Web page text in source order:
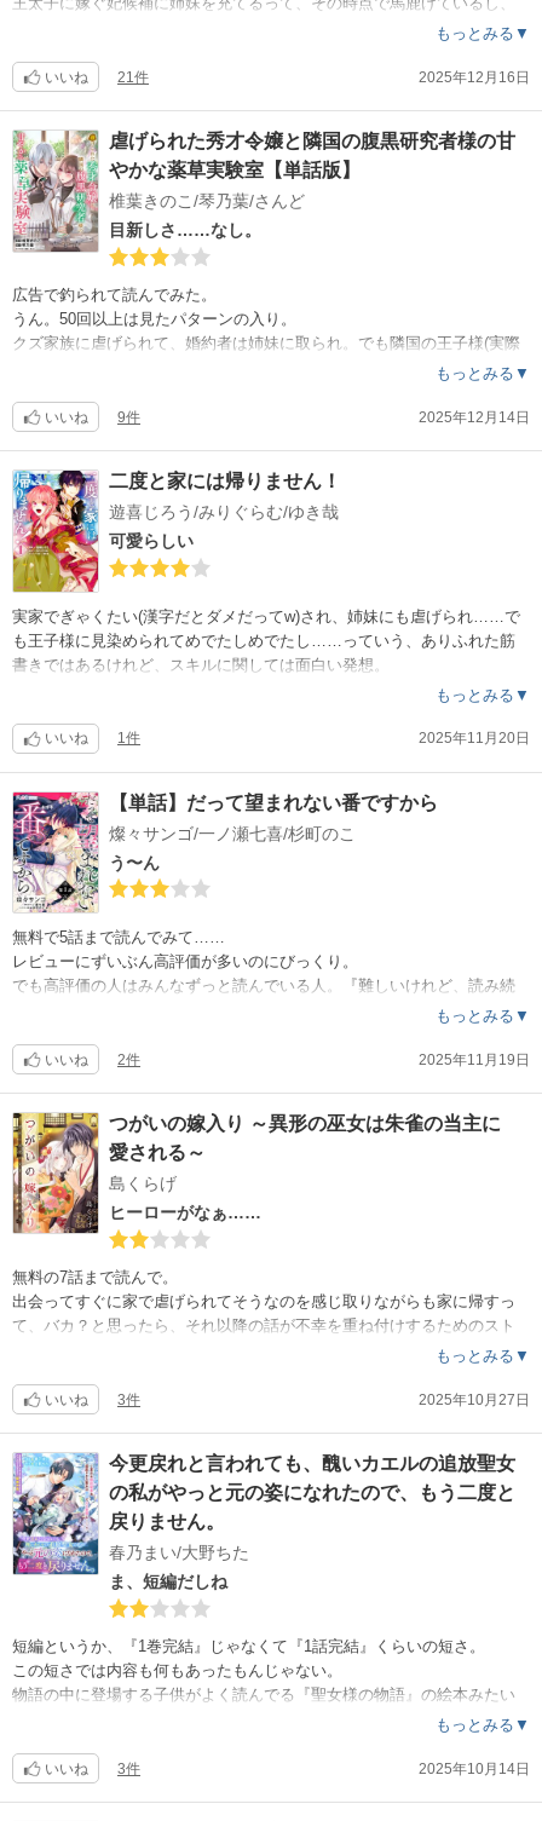
そのくせ姉にしか妃教育をしていない？？何それ？何の理由か姉は勝手
いるのに、姉は『元気だったー？』とどの面下げて婚約辞退した相手の
垣間見える。はっきり言うと、ご都合主義満載で進んでいくんだろうな
と。
姉は姉でふざけた人だし、王太子もまあ印象は最悪。ツンデレだとかい
う設定なのかしら？ツンなのと人としてクズなのは全く違う。2話までの
流れでは、あれは『ツン』ではなく『クズ』。
あと、作画も……でもまぁ『少女マンガ』ならこうなのかな。
3話までに惹かれる要素が無さすぎる。この手の『テンプレ』マンガは読
み飽きたから、1〜2話で個性出してくれないと、課金してまで読みたい
とは思えないな。
もっとみる▼
いいね 21件 2025年12月16日
虐げられた秀才令嬢と隣国の腹黒研究者様の甘
やかな薬草実験室【単話版】
椎葉きのこ/琴乃葉/さんど
目新しさ……なし。
広告で釣られて読んでみた。
うん。50回以上は見たパターンの入り。
クズ家族に虐げられて、婚約者は姉妹に取られ。でも隣国の王子様(実際
には王子じゃないけどw)に見初められて、めでたしめでたし……ってや
まぁ、まだ7話だからね。これからどう話を持っていくかの期待はあるけ
てるだけに、ここからウダウダモダモダしたり、性悪ビ〇チの当て馬入
ったりなんて引き延ばしにきたら一瞬で引いちゃうかな。
忘れた頃に母国の話を持ってくるのも興ざめかな。早いところざまぁし
て、新しい生活の方に切り替えて欲しい。
……まさか、母国の話は冒頭のアレでおしまいなんてことはないよね？
作画が、古臭さが感じるのは背景の白さが目につくからかなぁ。あとは
、他の人も書いてる『ふぇっ』が、お腹鳴らす音とか、なんだかなぁ。
主人公の家の爵位がよく分からないけど、王族が婚約に口を出す？！し
……なーんて、設定がきちんとされてなくて、描きたい事を流れでその
まま描いてるフシがあるなぁ。
設定は土台。土台がないと、積み上げるだけじゃすぐ崩れるぞ？
あるあるすぎる出だしで、どう個性を出してくれるのか、期待を込めて
の星3つ。ここから増えるのか、減るのか。
16話まで読んで。
目新しさは出なかった。それどころか、主人公のバカっぽさがどんどん
泣くのにいちいち『ふえっ』から始まり、酔って呂律が回らないんじゃ
なくて幼児語ってwww
可愛い通り越してちょっとオツムに問題ありそうに見える
コンスタントに2週に1話更新してくれるのはうれしいしありがたいけど
、おばちゃんの世代的にはちょっとこの物語の対象年齢が低めかな。
薬の研究者なのにバカっぽく見えるのはマイナスでしょ。作画も、読ん
でるとちょっと疲れる。これは好みの問題だけど。
もっとみる▼
いいね 9件 2025年12月14日
二度と家には帰りません！
遊喜じろう/みりぐらむ/ゆき哉
可愛らしい
実家でぎゃくたい(漢字だとダメだってw)され、姉妹にも虐げられ……で
も王子様に見染められてめでたしめでたし……っていう、ありふれた筋
書きではあるけれど、スキルに関しては面白い発想。
れてるのが意味がわからない。
た。
あと、主人公、12歳スタートの設定よね？婚約したのが13歳。幼い頃か
らガッツリ淑女教育されてる王女とか高位貴族の令嬢ならまだしも、虐
たいされて食事もまともにもらえなかったような子があれだけ落ち着い
ているのはものすごく違和感が。普通の12歳ってあどけなさが残ってる
でしょ。それがないのよね。背だけ小さくて中味もう成人してるでしょ
？ってくらいにみえる。
王弟が18歳、主人公12歳の年の差感が今は見えた方が面白いのになと思
あと、依頼者？の居場所は大精霊達が結界張ったから大精霊が揃わない
と解除出来ないし、中にも入れない……のに、なんで傍付きやら黒マン
トの男どもは入れるの？！人間は入れるけど精霊は入れない？！人間が
入れるなら精霊王も猫の姿でチェルシーが抱えて行けばいいよね？ こ
の矛盾は後々明かされるのか？！
正直、作画に関しては顔の作りにアンバランス感があったり、パチパチ
やキラキラだの余計なオノマトペがうるさくて、好みが分かれると思う
今のところはストーリー性が良いので楽しんでるけれど、オノマトペ達
は何とかして欲しいとは思う。
もっとみる▼
いいね 1件 2025年11月20日
【単話】だって望まれない番ですから
燦々サンゴ/一ノ瀬七喜/杉町のこ
う〜ん
無料で5話まで読んでみて……
レビューにずいぶん高評価が多いのにびっくり。
でも高評価の人はみんなずっと読んでいる人。『難しいけれど、読み続
けると……』という声も多いが、5話までで正直そそられない。
ないのに『難しい』ということは、多くの人に『理解しきれない』とい
ては相応しくないのでは？
単話ものでも5話もあれば、ものによっては1巻になる。1巻でストーリー
や世界観をつかめなければ、その先を購入したいとは思えないな。
もっとみる▼
いいね 2件 2025年11月19日
つがいの嫁入り ～異形の巫女は朱雀の当主に
愛される～
島くらげ
ヒーローがなぁ……
無料の7話まで読んで。
出会ってすぐに家で虐げられてそうなのを感じ取りながらも家に帰すっ
て、バカ？と思ったら、それ以降の話が不幸を重ね付けするためのスト
にと策を取らない役たたずヒーローはなかなか見ないぞ。それでいて『
から課金するようなストーリーじゃないと判断できたのはありがたい。
作画は好きだけれど、ストーリーや設定が浅すぎる。残念。
もっとみる▼
いいね 3件 2025年10月27日
今更戻れと言われても、醜いカエルの追放聖女
の私がやっと元の姿になれたので、もう二度と
戻りません。
春乃まい/大野ちた
ま、短編だしね
短編というか、『1巻完結』じゃなくて『1話完結』くらいの短さ。
この短さでは内容も何もあったもんじゃない。
物語の中に登場する子供がよく読んでる『聖女様の物語』の絵本みたい
なりましたとさ。めでたしめでたし。……何で母親が隣国の王家につて
もっとみる▼
いいね 3件 2025年10月14日